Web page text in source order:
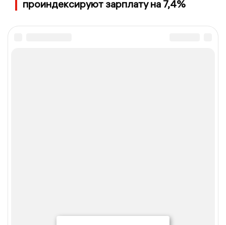
проиндексируют зарплату на 7,4%